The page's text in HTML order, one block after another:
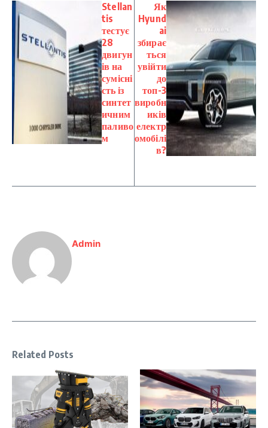
Stellan
tis
тестує
28
двигун
ів на
сумісні
сть із
синтет
ичним
паливо
м
Як
Hyund
ai
збирає
ться
увійти
до
топ-3
виробн
иків
електр
омобілі
в?
Admin
Related Posts